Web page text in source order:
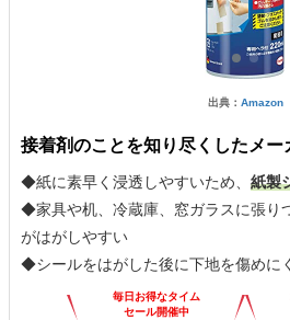
出典： Amazon
接着剤のことを知り尽くしたメー
◆紙に素早く浸透しやすいため、 紙製
◆家具や机、冷蔵庫、窓ガラスに張り
がはがしやすい
◆シールをはがした後に下地を傷めに
毎日お得なタイム
セール開催中